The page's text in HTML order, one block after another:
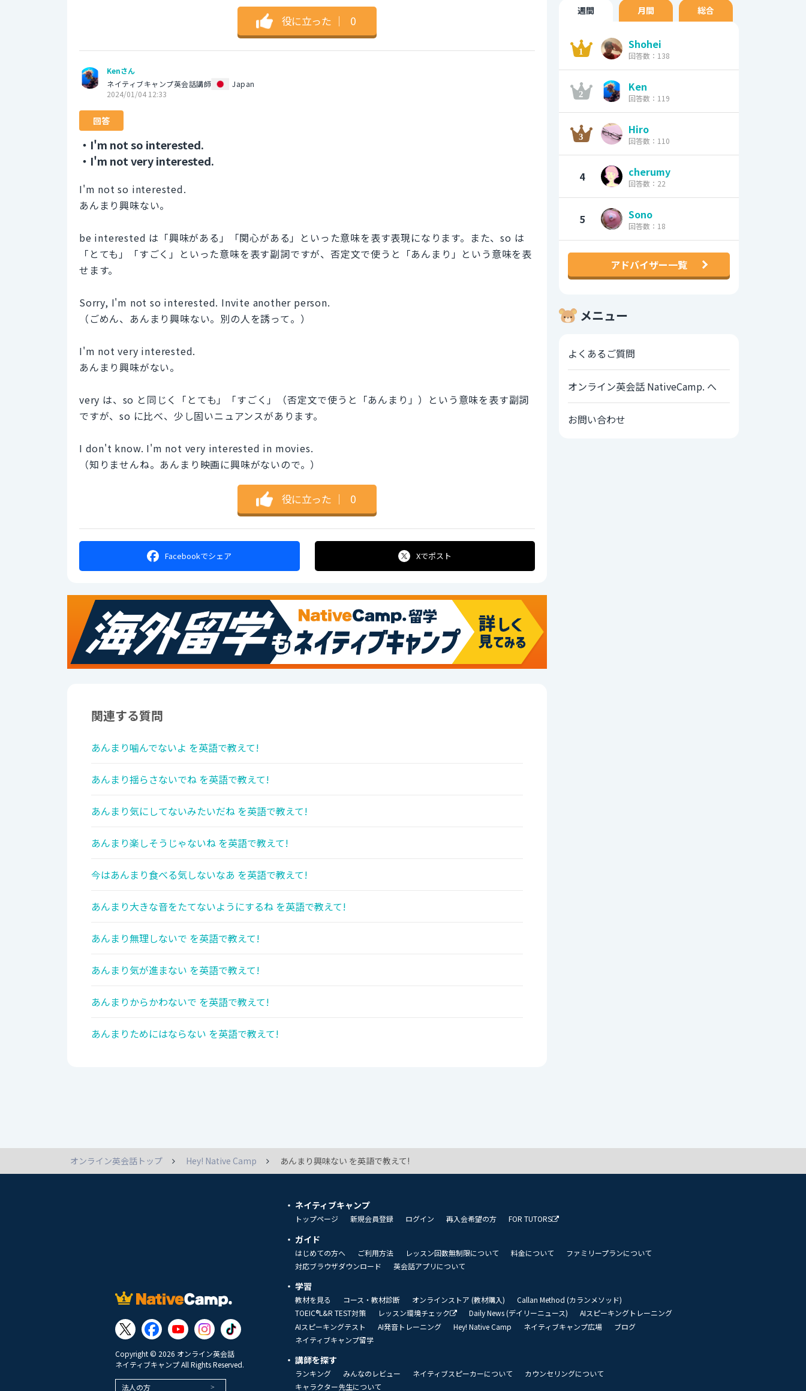
役に立った ｜ 0
Kenさん
ネイティブキャンプ英会話講師
Japan
2024/01/04 12:33
回答
・I'm not so interested.
・I'm not very interested.
I'm not so interested.
あんまり興味ない。
be interested は「興味がある」「関心がある」といった意味を表す表現になります。また、so は
「とても」「すごく」といった意味を表す副詞ですが、否定文で使うと「あんまり」という意味を表
せます。
Sorry, I'm not so interested. Invite another person.
（ごめん、あんまり興味ない。別の人を誘って。）
I'm not very interested.
あんまり興味がない。
very は、so と同じく「とても」「すごく」（否定文で使うと「あんまり」）という意味を表す副詞
ですが、so に比べ、少し固いニュアンスがあります。
I don't know. I'm not very interested in movies.
（知りませんね。あんまり映画に興味がないので。）
役に立った ｜ 0
Facebookでシェア Xでポスト
関連する質問
あんまり噛んでないよ を英語で教えて!
あんまり揺らさないでね を英語で教えて!
あんまり気にしてないみたいだね を英語で教えて!
あんまり楽しそうじゃないね を英語で教えて!
今はあんまり食べる気しないなあ を英語で教えて!
あんまり大きな音をたてないようにするね を英語で教えて!
あんまり無理しないで を英語で教えて!
あんまり気が進まない を英語で教えて!
あんまりからかわないで を英語で教えて!
あんまりためにはならない を英語で教えて!
週間 月間 総合
Shohei
回答数：138
Ken
回答数：119
Hiro
回答数：110
4 cherumy
回答数：22
5 Sono
回答数：18
アドバイザー一覧
メニュー
よくあるご質問
オンライン英会話 NativeCamp. へ
お問い合わせ
オンライン英会話トップ Hey! Native Camp あんまり興味ない を英語で教えて!
Copyright © 2026 オンライン英会話
ネイティブキャンプ All Rights Reserved.
法人の方
ネイティブキャンプ
トップページ 新規会員登録 ログイン 再入会希望の方 FOR TUTORS
ガイド
はじめての方へ ご利用方法 レッスン回数無制限について 料金について
ファミリープランについて
対応ブラウザダウンロード
英会話アプリについて
学習
教材を見る コース・教材診断 オンラインストア (教材購入)
Callan Method (カランメソッド)
TOEIC®L&R TEST対策
レッスン環境チェック Daily News (デイリーニュース)
AIスピーキングトレーニング
AIスピーキングテスト
AI発音トレーニング Hey! Native Camp ネイティブキャンプ広場
ブログ
ネイティブキャンプ留学
講師を探す
ランキング みんなのレビュー ネイティブスピーカーについて
カウンセリングについて
キャラクター先生について